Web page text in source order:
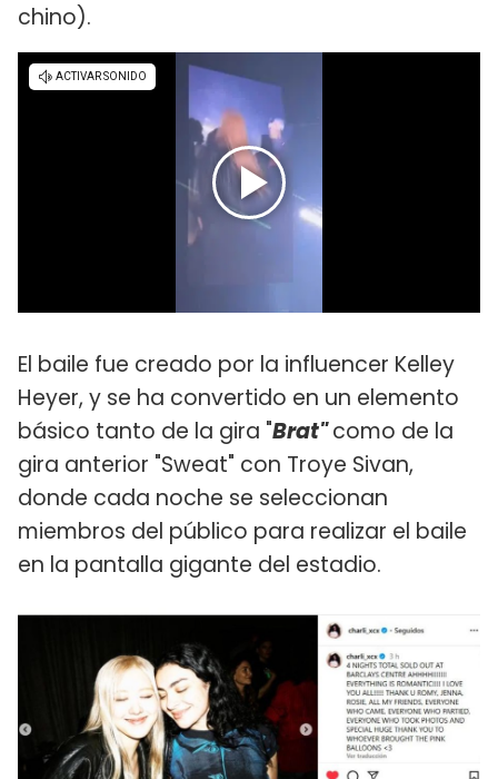
chino).
El baile fue creado por la influencer Kelley
Heyer, y se ha convertido en un elemento
básico tanto de la gira "Brat"como de la
gira anterior "Sweat" con Troye Sivan,
donde cada noche se seleccionan
miembros del público para realizar el baile
en la pantalla gigante del estadio.